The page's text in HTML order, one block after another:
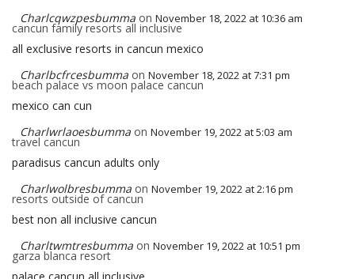
Charlcqwzpesbumma on November 18, 2022 at 10:36 am
cancun family resorts all inclusive
all exclusive resorts in cancun mexico
Charlbcfrcesbumma on November 18, 2022 at 7:31 pm
beach palace vs moon palace cancun
mexico can cun
Charlwrlaoesbumma on November 19, 2022 at 5:03 am
travel cancun
paradisus cancun adults only
Charlwolbresbumma on November 19, 2022 at 2:16 pm
resorts outside of cancun
best non all inclusive cancun
Charltwmtresbumma on November 19, 2022 at 10:51 pm
garza blanca resort